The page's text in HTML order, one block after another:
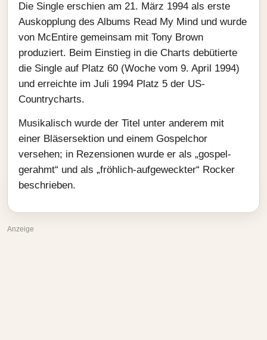
Die Single erschien am 21. März 1994 als erste
Auskopplung des Albums Read My Mind und wurde
von McEntire gemeinsam mit Tony Brown
produziert. Beim Einstieg in die Charts debütierte
die Single auf Platz 60 (Woche vom 9. April 1994)
und erreichte im Juli 1994 Platz 5 der US-
Countrycharts.
Musikalisch wurde der Titel unter anderem mit
einer Bläsersektion und einem Gospelchor
versehen; in Rezensionen wurde er als „gospel-
gerahmt“ und als „fröhlich-aufgeweckter“ Rocker
beschrieben.
Anzeige